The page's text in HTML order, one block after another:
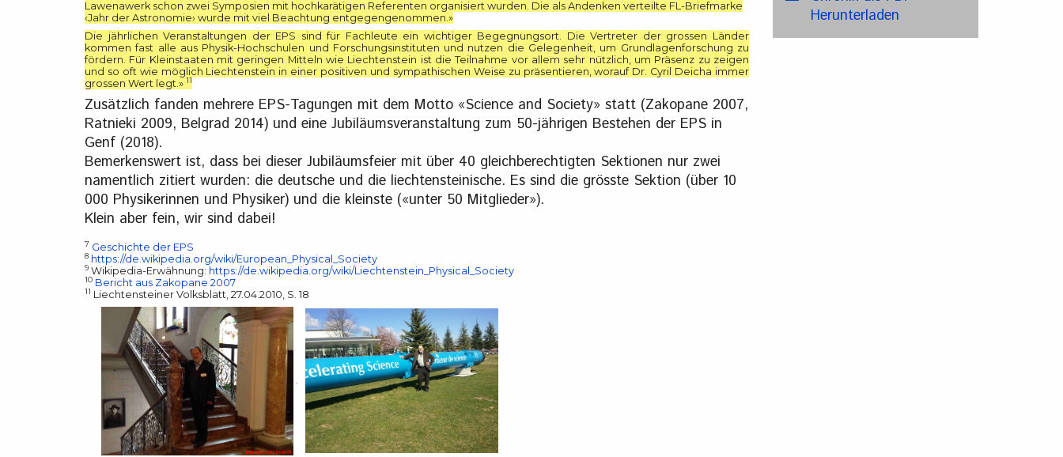
Lawenawerk schon zwei Symposien mit hochkarätigen Referenten organisiert wurden. Die als Andenken verteilte FL-Briefmarke
‹Jahr der Astronomie› wurde mit viel Beachtung entgegengenommen.»
Die jährlichen Veranstaltungen der EPS sind für Fachleute ein wichtiger Begegnungsort. Die Vertreter der grossen Länder
kommen fast alle aus Physik-Hochschulen und Forschungsinstituten und nutzen die Gelegenheit, um Grundlagenforschung zu
fördern. Für Kleinstaaten mit geringen Mitteln wie Liechtenstein ist die Teilnahme vor allem sehr nützlich, um Präsenz zu zeigen
und so oft wie möglich Liechtenstein in einer positiven und sympathischen Weise zu präsentieren, worauf Dr. Cyril Deicha immer
grossen Wert legt.» 11
Zusätzlich fanden mehrere EPS-Tagungen mit dem Motto «Science and Society» statt (Zakopane 2007,
Ratnieki 2009, Belgrad 2014) und eine Jubiläumsveranstaltung zum 50-jährigen Bestehen der EPS in
Genf (2018).
Bemerkenswert ist, dass bei dieser Jubiläumsfeier mit über 40 gleichberechtigten Sektionen nur zwei
namentlich zitiert wurden: die deutsche und die liechtensteinische. Es sind die grösste Sektion (über 10
000 Physikerinnen und Physiker) und die kleinste («unter 50 Mitglieder»).
Klein aber fein, wir sind dabei!
7 Geschichte der EPS
8 https://de.wikipedia.org/wiki/European_Physical_Society
9 Wikipedia-Erwähnung: https://de.wikipedia.org/wiki/Liechtenstein_Physical_Society
10 Bericht aus Zakopane 2007
11 Liechtensteiner Volksblatt, 27.04.2010, S. 18
.​​​
Herunterladen